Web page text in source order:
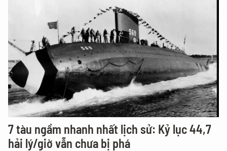
7 tàu ngầm nhanh nhất lịch sử: Kỷ lục 44,7
hải lý/giờ vẫn chưa bị phá